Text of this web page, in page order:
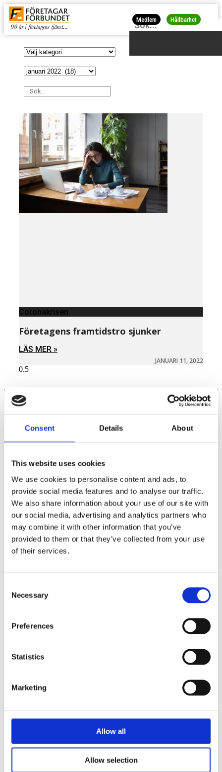
Consent Details About
This website uses cookies
We use cookies to personalise content and ads, to
provide social media features and to analyse our traffic.
We also share information about your use of our site with
our social media, advertising and analytics partners who
may combine it with other information that you’ve
provided to them or that they’ve collected from your use
of their services.
Selection
Necessary
Preferences
Statistics
Marketing
Allow all
Allow selection
Medlem Hållbarhet
Coronakrisen
Företagens framtidstro sjunker
LÄS MER »
JANUARI 11, 2022
Vaktgatan 17bv
Ett medlemskap späckat med småföretagaranpassade
medlemstjänster och förmåner. Din egen
mycket mer. Vi fokuserar på soloföretagare och små
företag med företagaren i fokus. Vi är själva
Förmåner
Försäkringar
Rådgivning
Tips
Nyheter
Om oss